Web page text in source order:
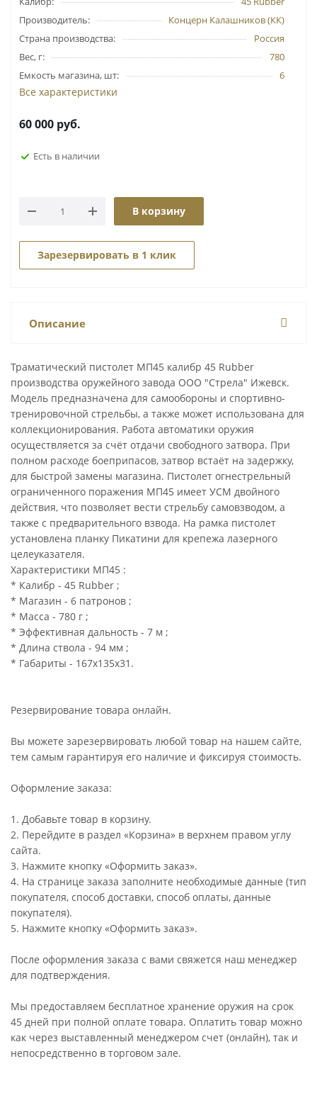
Производитель:
Концерн Калашников (КК)
Страна производства:
Россия
Вес, г:
780
Емкость магазина, шт:
6
Все характеристики
60 000 руб.
Есть в наличии
В корзину
Зарезервировать в 1 клик
Описание
Траматический пистолет МП45 калибр 45 Rubber
производства оружейного завода ООО "Стрела" Ижевск.
Модель предназначена для самообороны и спортивно-
тренировочной стрельбы, а также может использована для
коллекционирования. Работа автоматики оружия
осуществляется за счёт отдачи свободного затвора. При
полном расходе боеприпасов, затвор встаёт на задержку,
для быстрой замены магазина. Пистолет огнестрельный
ограниченного поражения МП45 имеет УСМ двойного
действия, что позволяет вести стрельбу самовзводом, а
также с предварительного взвода. На рамка пистолет
установлена планку Пикатини для крепежа лазерного
целеуказателя.
Характеристики МП45 :
* Калибр - 45 Rubber ;
* Магазин - 6 патронов ;
* Масса - 780 г ;
* Эффективная дальность - 7 м ;
* Длина ствола - 94 мм ;
* Габариты - 167х135х31.
Резервирование товара онлайн.
Вы можете зарезервировать любой товар на нашем сайте,
тем самым гарантируя его наличие и фиксируя стоимость.
Оформление заказа:
1. Добавьте товар в корзину.
2. Перейдите в раздел «Корзина» в верхнем правом углу
сайта.
3. Нажмите кнопку «Оформить заказ».
4. На странице заказа заполните необходимые данные (тип
покупателя, способ доставки, способ оплаты, данные
покупателя).
5. Нажмите кнопку «Оформить заказ».
После оформления заказа с вами свяжется наш менеджер
для подтверждения.
Мы предоставляем бесплатное хранение оружия на срок
45 дней при полной оплате товара. Оплатить товар можно
как через выставленный менеджером счет (онлайн), так и
непосредственно в торговом зале.